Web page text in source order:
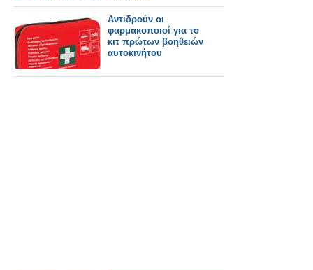
Αντιδρούν οι
φαρμακοποιοί για το
κιτ πρώτων βοηθειών
αυτοκινήτου